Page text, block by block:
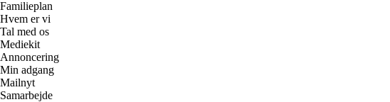
Familieplan
Hvem er vi
Tal med os
Mediekit
Annoncering
Min adgang
Mailnyt
Samarbejde